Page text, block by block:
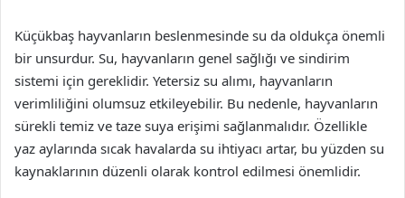
Küçükbaş hayvanların beslenmesinde su da oldukça önemli
bir unsurdur. Su, hayvanların genel sağlığı ve sindirim
sistemi için gereklidir. Yetersiz su alımı, hayvanların
verimliliğini olumsuz etkileyebilir. Bu nedenle, hayvanların
sürekli temiz ve taze suya erişimi sağlanmalıdır. Özellikle
yaz aylarında sıcak havalarda su ihtiyacı artar, bu yüzden su
kaynaklarının düzenli olarak kontrol edilmesi önemlidir.